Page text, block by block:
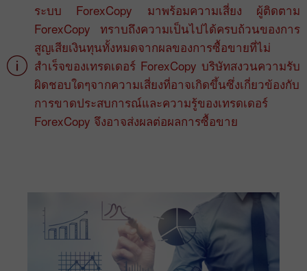
ระบบ ForexCopy มาพร้อมความเสี่ยง ผู้ติดตาม
ForexCopy ทราบถึงความเป็นไปได้ครบถ้วนของการ
สูญเสียเงินทุนทั้งหมดจากผลของการซื้อขายที่ไม่
สำเร็จของเทรดเดอร์ ForexCopy บริษัทสงวนความรับ
ผิดชอบใดๆจากความเสี่ยงที่อาจเกิดขึ้นซึ่งเกี่ยวข้องกับ
การขาดประสบการณ์และความรู้ของเทรดเดอร์
ForexCopy จึงอาจส่งผลต่อผลการซื้อขาย